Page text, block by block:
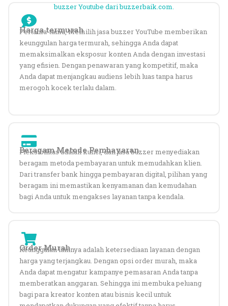
buzzer Youtube dari buzzerbaik.com.
Harga termurah
Pertama-tama,Memilih jasa buzzer YouTube memberikan
keunggulan harga termurah, sehingga Anda dapat
memaksimalkan eksposur konten Anda dengan investasi
yang efisien. Dengan penawaran yang kompetitif, maka
Anda dapat menjangkau audiens lebih luas tanpa harus
merogoh kocek terlalu dalam.
Beragam Metode Pembayaran
Fleksibilitas adalah kunci, dan jasa buzzer menyediakan
beragam metoda pembayaran untuk memudahkan klien.
Dari transfer bank hingga pembayaran digital, pilihan yang
beragam ini memastikan kenyamanan dan kemudahan
bagi Anda untuk mengakses layanan tanpa kendala.
Order Murah
Keunggulan lainnya adalah ketersediaan layanan dengan
harga yang terjangkau. Dengan opsi order murah, maka
Anda dapat mengatur kampanye pemasaran Anda tanpa
memberatkan anggaran. Sehingga ini membuka peluang
bagi para kreator konten atau bisnis kecil untuk